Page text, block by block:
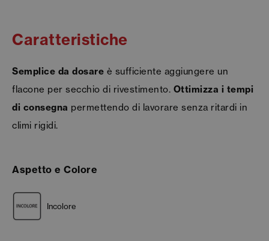
Caratteristiche
Semplice da dosare è sufficiente aggiungere un
flacone per secchio di rivestimento. Ottimizza i tempi
di consegna permettendo di lavorare senza ritardi in
climi rigidi.
Aspetto e Colore
Incolore